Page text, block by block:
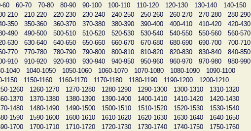
60 60-70 70-80 80-90 90-100 100-110 110-120 120-130 130-140
140-150
210 210-220 220-230 230-240 240-250 250-260 260-270 270-280
280-290
350 350-360 360-370 370-380 380-390 390-400 400-410 410-420
420-430
490 490-500 500-510 510-520 520-530 530-540 540-550 550-560
560-570
630 630-640 640-650 650-660 660-670 670-680 680-690 690-700
700-710
770 770-780 780-790 790-800 800-810 810-820 820-830 830-840
840-850
910 910-920 920-930 930-940 940-950 950-960 960-970 970-980
980-990
1040 1040-1050 1050-1060 1060-1070 1070-1080 1080-1090
1090-1100
1150 1150-1160 1160-1170 1170-1180 1180-1190 1190-1200
1200-1210
1260 1260-1270 1270-1280 1280-1290 1290-1300 1300-1310
1310-1320
1370 1370-1380 1380-1390 1390-1400 1400-1410 1410-1420
1420-1430
1480 1480-1490 1490-1500 1500-1510 1510-1520 1520-1530
1530-1540
1590 1590-1600 1600-1610 1610-1620 1620-1630 1630-1640
1640-1650
1700 1700-1710 1710-1720 1720-1730 1730-1740 1740-1750
1750-1760